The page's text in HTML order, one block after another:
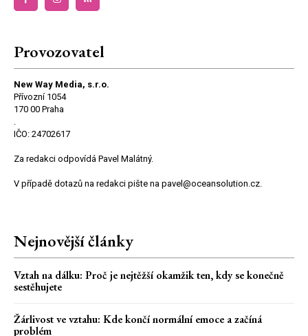
Provozovatel
New Way Media, s.r.o.
Přívozní 1054
170 00 Praha
.
IČO: 24702617
Za redakci odpovídá Pavel Malátný.
V případě dotazů na redakci pište na pavel@oceansolution.cz.
Nejnovější články
Vztah na dálku: Proč je nejtěžší okamžik ten, kdy se konečně
sestěhujete
Žárlivost ve vztahu: Kde končí normální emoce a začíná
problém